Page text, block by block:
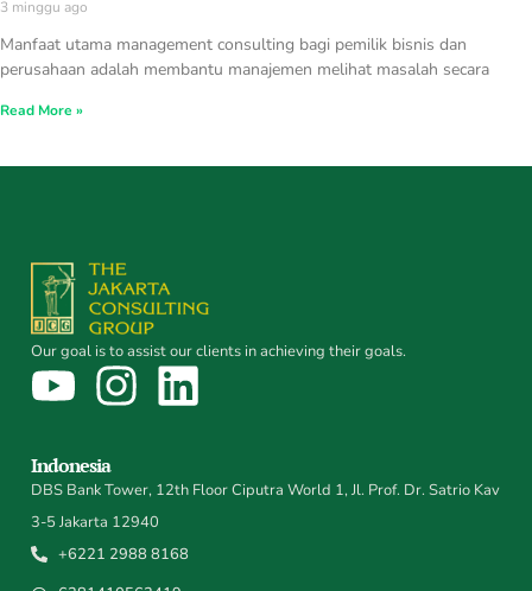
3 minggu ago
Manfaat utama management consulting bagi pemilik bisnis dan
perusahaan adalah membantu manajemen melihat masalah secara
Read More »
Our goal is to assist our clients in achieving their goals.
Indonesia
DBS Bank Tower, 12th Floor Ciputra World 1, Jl. Prof. Dr. Satrio Kav
3-5 Jakarta 12940
+6221 2988 8168